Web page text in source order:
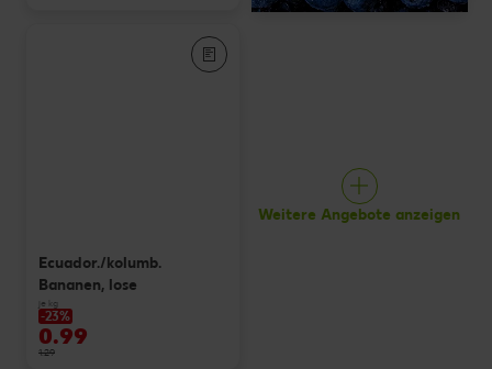
Ecuador./kolumb.
Bananen, lose
je kg
-23%
0.99
1.29
Weitere Angebote anzeigen